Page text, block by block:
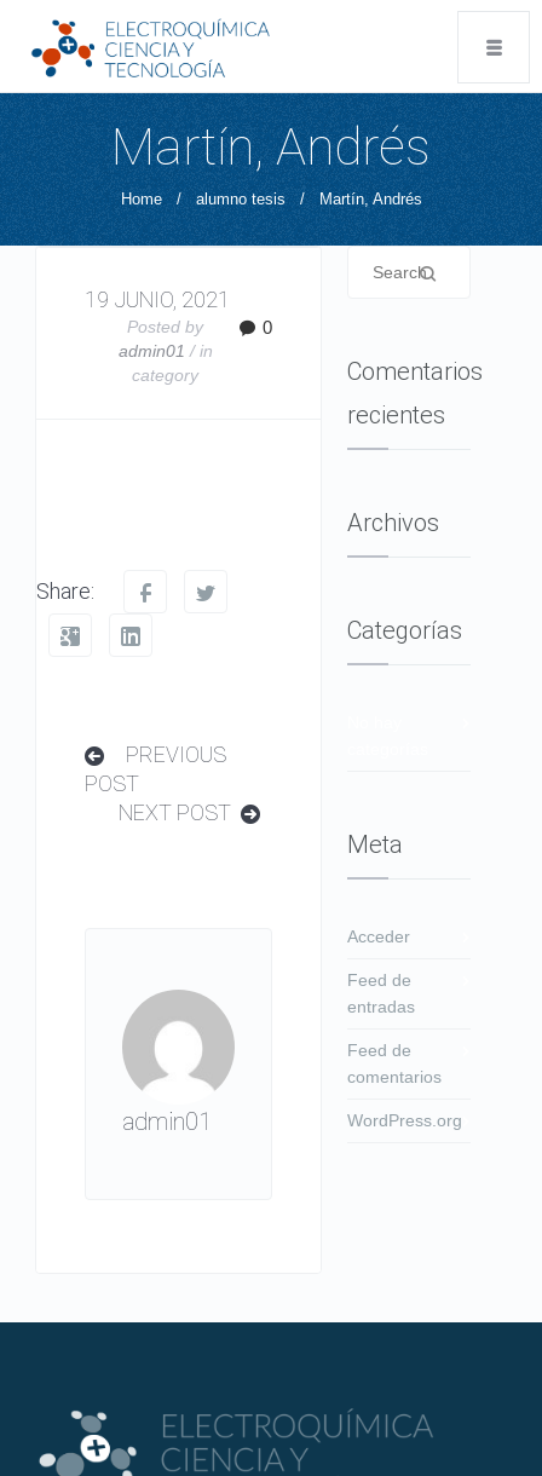
Martín, Andrés
Home / alumno tesis / Martín, Andrés
19 JUNIO, 2021
Posted by
admin01 / in
category
0
Share:
PREVIOUS
POST
NEXT POST
admin01
Comentarios
recientes
Archivos
Categorías
Meta
Acceder
Feed de
entradas
Feed de
comentarios
WordPress.org